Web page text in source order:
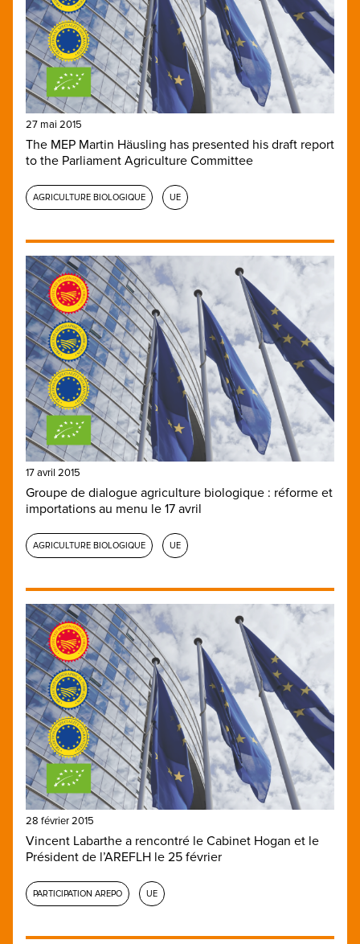
27 mai 2015
The MEP Martin Häusling has presented his draft report
to the Parliament Agriculture Committee
AGRICULTURE BIOLOGIQUE UE
17 avril 2015
Groupe de dialogue agriculture biologique : réforme et
importations au menu le 17 avril
AGRICULTURE BIOLOGIQUE UE
28 février 2015
Vincent Labarthe a rencontré le Cabinet Hogan et le
Président de l’AREFLH le 25 février
PARTICIPATION AREPO UE